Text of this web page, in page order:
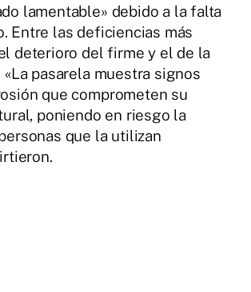
lamentable» debido a la falta
Entre las deficiencias más
deterioro del firme y el de la
pasarela muestra signos
que comprometen su
poniendo en riesgo la
que la utilizan